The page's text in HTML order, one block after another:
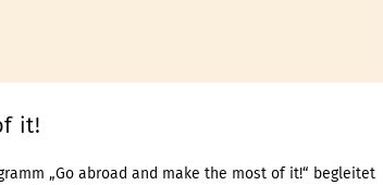
it!
„Go abroad and make the most of it!“ begleitet